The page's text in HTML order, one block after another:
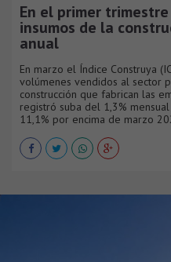
En el primer
insumos de la
anual
En marzo el Índice Construya
volúmenes vendidos al sector
construcción que fabrican las
registró suba del 1,3%
11,1% por encima de marzo